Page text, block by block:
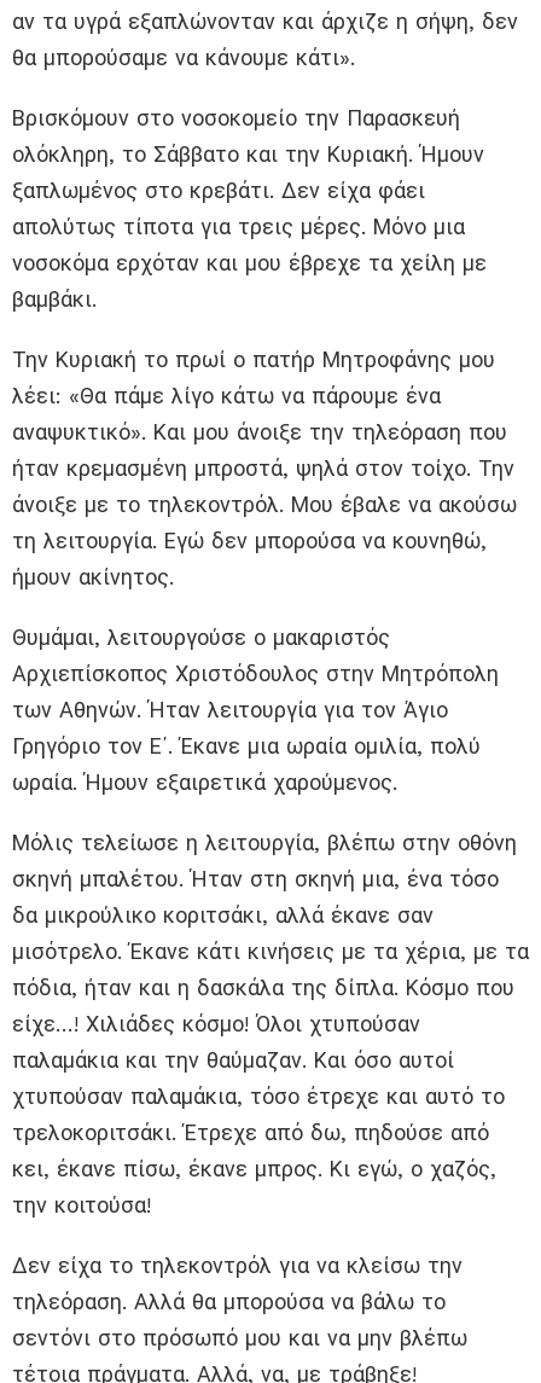
αν τα υγρά εξαπλώνονταν και άρχιζε η σήψη, δεν
θα μπορούσαμε να κάνουμε κάτι».
Βρισκόμουν στο νοσοκομείο την Παρασκευή
ολόκληρη, το Σάββατο και την Κυριακή. Ήμουν
ξαπλωμένος στο κρεβάτι. Δεν είχα φάει
απολύτως τίποτα για τρεις μέρες. Μόνο μια
νοσοκόμα ερχόταν και μου έβρεχε τα χείλη με
βαμβάκι.
Την Κυριακή το πρωί ο πατήρ Μητροφάνης μου
λέει: «Θα πάμε λίγο κάτω να πάρουμε ένα
αναψυκτικό». Και μου άνοιξε την τηλεόραση που
ήταν κρεμασμένη μπροστά, ψηλά στον τοίχο. Την
άνοιξε με το τηλεκοντρόλ. Μου έβαλε να ακούσω
τη λειτουργία. Εγώ δεν μπορούσα να κουνηθώ,
ήμουν ακίνητος.
Θυμάμαι, λειτουργούσε ο μακαριστός
Αρχιεπίσκοπος Χριστόδουλος στην Μητρόπολη
των Αθηνών. Ήταν λειτουργία για τον Άγιο
Γρηγόριο τον Ε΄. Έκανε μια ωραία ομιλία, πολύ
ωραία. Ήμουν εξαιρετικά χαρούμενος.
Μόλις τελείωσε η λειτουργία, βλέπω στην οθόνη
σκηνή μπαλέτου. Ήταν στη σκηνή μια, ένα τόσο
δα μικρούλικο κοριτσάκι, αλλά έκανε σαν
μισότρελο. Έκανε κάτι κινήσεις με τα χέρια, με τα
πόδια, ήταν και η δασκάλα της δίπλα. Κόσμο που
είχε…! Χιλιάδες κόσμο! Όλοι χτυπούσαν
παλαμάκια και την θαύμαζαν. Και όσο αυτοί
χτυπούσαν παλαμάκια, τόσο έτρεχε και αυτό το
τρελοκοριτσάκι. Έτρεχε από δω, πηδούσε από
κει, έκανε πίσω, έκανε μπρος. Κι εγώ, ο χαζός,
την κοιτούσα!
Δεν είχα το τηλεκοντρόλ για να κλείσω την
τηλεόραση. Αλλά θα μπορούσα να βάλω το
σεντόνι στο πρόσωπό μου και να μην βλέπω
τέτοια πράγματα. Αλλά, να, με τράβηξε!